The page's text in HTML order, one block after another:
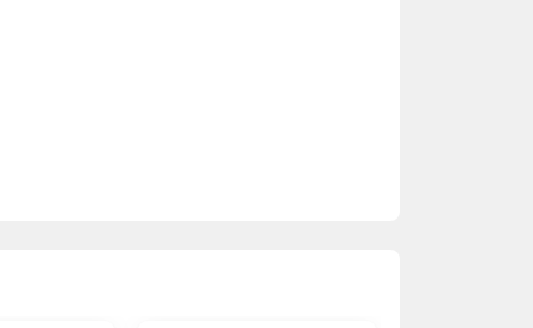
giúp tôn lên vẻ khỏe khoắn của đôi